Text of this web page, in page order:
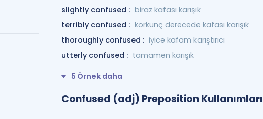
slightly confused : biraz kafası karışık
terribly confused : korkunç derecede kafası karışık
thoroughly confused : iyice kafam karıştırıcı
utterly confused : tamamen karışık
5 Örnek daha
Confused (adj) Preposition Kullanımları